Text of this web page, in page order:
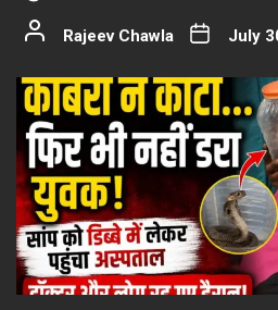
Rajeev Chawla July